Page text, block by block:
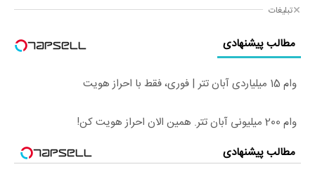
تبلیغات
مطالب پیشنهادی
وام 15 میلیاردی آبان تتر | فوری، فقط با احراز هویت
وام 200 میلیونی آبان تتر. همین الان احراز هویت کن!
مطالب پیشنهادی